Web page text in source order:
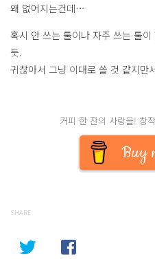
왜 없어지는건데…
혹시 안 쓰는 툴이나 자주 쓰는 툴
듯.
귀찮아서 그냥 이대로 쓸 것 같지만
커피 한 잔의 사랑을! 창
Buy
SHARE